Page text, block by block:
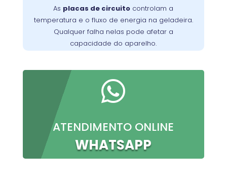
As placas de circuito controlam a
temperatura e o fluxo de energia na geladeira.
Qualquer falha nelas pode afetar a
capacidade do aparelho.
, garantindo que sua geladeira
funcione perfeitamente.

ATENDIMENTO ONLINE
WHATSAPP